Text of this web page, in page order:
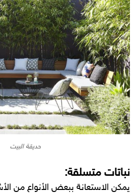
حديقة البيت
نباتات متسلقة:
يمكن الاستعانة ببعض الأنواع من